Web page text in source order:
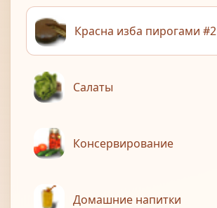
Красна изба пирогами #2
Салаты
Консервирование
Домашние напитки